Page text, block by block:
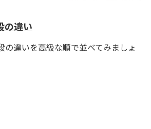
の違い
の違いを高級な順で並べてみましょ